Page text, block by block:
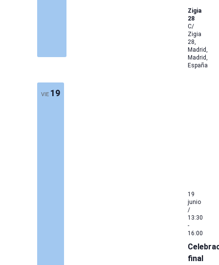
Zigia
28
C/
Zigia
28,
Madrid,
Madrid,
España
VIE 19
final
19
junio
/
13:30
-
16:00